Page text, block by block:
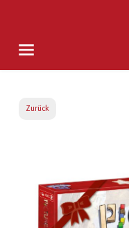
Zurück